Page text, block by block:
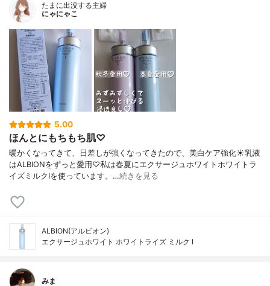
たまに出没する主婦
にゃにゃこ
5.00
ほんとにもちもち肌♡
暖かくなってきて、日差しが強くなってきたので、美白ケア強化☀乳液
はALBIONをずっと愛用♡私は春夏にエクサージュホワイトホワイトラ
イズミルクⅠを使っています。…続きを見る
ALBION(アルビオン)
エクサージュホワイト ホワイトライズ ミルク Ⅰ
みま